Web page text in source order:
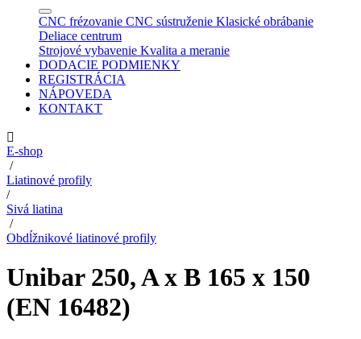
CNC frézovanie CNC sústruženie Klasické obrábanie
Deliace centrum
Strojové vybavenie Kvalita a meranie
DODACIE PODMIENKY
REGISTRÁCIA
NÁPOVEDA
KONTAKT
E-shop
/
Liatinové profily
/
Sivá liatina
/
Obdĺžnikové liatinové profily
Unibar 250, A x B 165 x 150
(EN 16482)